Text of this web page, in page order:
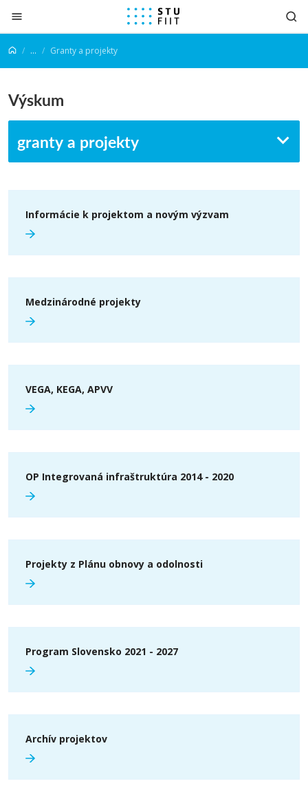
Prejsť na obsah
... Granty a projekty
Výskum
granty a projekty
Informácie k projektom a novým výzvam
Medzinárodné projekty
VEGA, KEGA, APVV
OP Integrovaná infraštruktúra 2014 - 2020
Projekty z Plánu obnovy a odolnosti
Program Slovensko 2021 - 2027
Archív projektov